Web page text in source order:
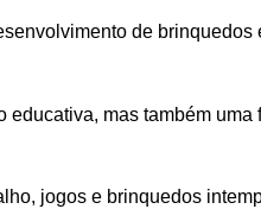
de
mas também
jogos e brinquedos